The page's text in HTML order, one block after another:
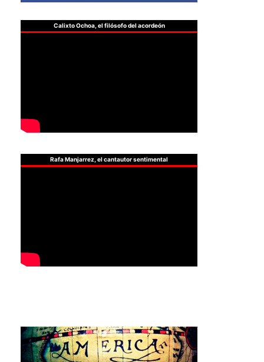
Calixto Ochoa, el filósofo del acordeón
Rafa Manjarrez, el cantautor sentimental